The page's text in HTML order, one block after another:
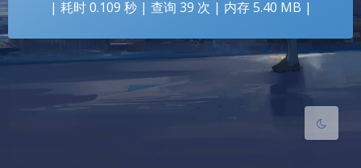
Sans Serif Serif
浅阴影 深阴影
关闭 日落
| 耗时 0.109 秒 | 查询 39 次 | 内存 5.40 MB |